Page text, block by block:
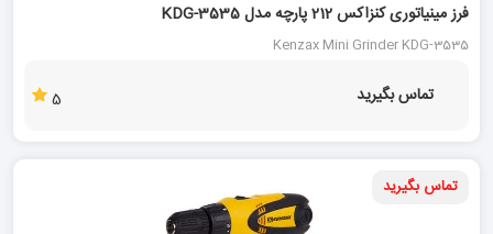
فرز مینیاتوری کنزاکس 212 پارچه مدل KDG-3535
Kenzax Mini Grinder KDG-3535
تماس بگیرید 5
تماس بگیرید